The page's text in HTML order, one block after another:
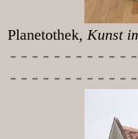
Planetothek,
-----------